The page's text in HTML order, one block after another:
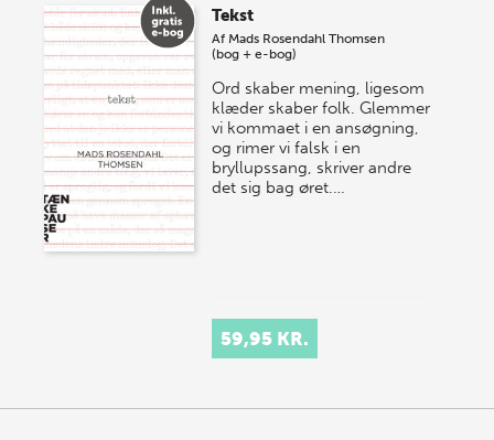
Tekst
Af Mads Rosendahl Thomsen
(bog + e-bog)
Ord skaber mening, ligesom
klæder skaber folk. Glemmer
vi kommaet i en ansøgning,
og rimer vi falsk i en
bryllupssang, skriver andre
det sig bag øret.…
59,95 KR.